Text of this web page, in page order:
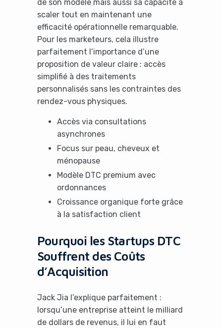
de son modèle mais aussi sa capacité à
scaler tout en maintenant une
efficacité opérationnelle remarquable.
Pour les marketeurs, cela illustre
parfaitement l’importance d’une
proposition de valeur claire : accès
simplifié à des traitements
personnalisés sans les contraintes des
rendez-vous physiques.
Accès via consultations
asynchrones
Focus sur peau, cheveux et
ménopause
Modèle DTC premium avec
ordonnances
Croissance organique forte grâce
à la satisfaction client
Pourquoi les Startups DTC
Souffrent des Coûts
d’Acquisition
Jack Jia l’explique parfaitement :
lorsqu’une entreprise atteint le milliard
de dollars de revenus, il lui en faut